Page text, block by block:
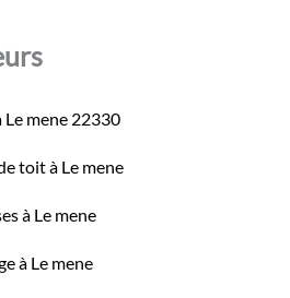
mene 22330
toit à Le mene
à Le mene
à Le mene